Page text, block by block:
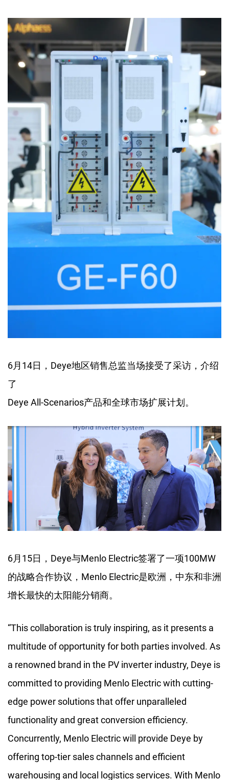
6月14日，Deye地区销售总监当场接受了采访，介绍
了
Deye All-Scenarios产品和全球市场扩展计划。
6月15日，Deye与Menlo Electric签署了一项100MW
的战略合作协议，Menlo Electric是欧洲，中东和非洲
增长最快的太阳能分销商。
“This collaboration is truly inspiring, as it presents a
multitude of opportunity for both parties involved. As
a renowned brand in the PV inverter industry, Deye is
committed to providing Menlo Electric with cutting-
edge power solutions that offer unparalleled
functionality and great conversion efficiency.
Concurrently, Menlo Electric will provide Deye by
offering top-tier sales channels and efficient
warehousing and local logistics services. With Menlo